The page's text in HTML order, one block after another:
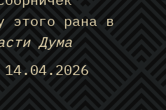
этого рана в
Дума